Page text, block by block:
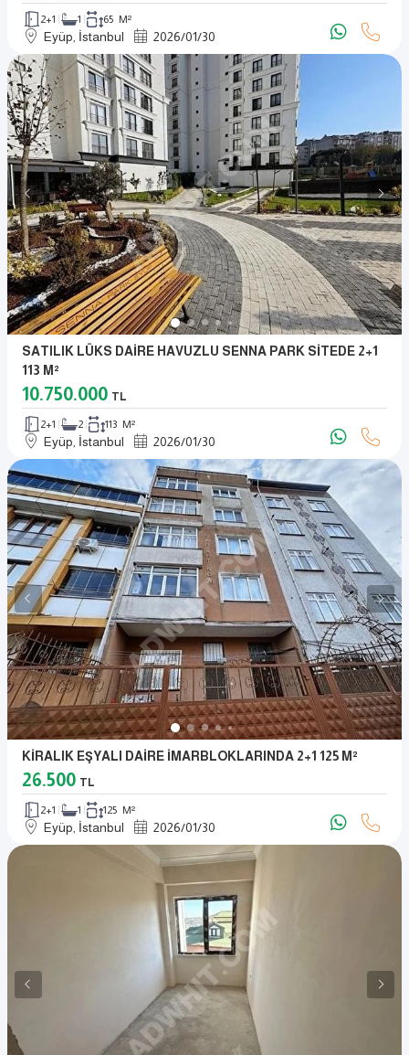
2+1 1 65 M²
Eyüp, İstanbul 2026/01/30
SATILIK LÜKS DAİRE HAVUZLU SENNA PARK SİTEDE 2+1
113 M²
10.750.000 TL
2+1 2 113 M²
Eyüp, İstanbul 2026/01/30
KİRALIK EŞYALI DAİRE İMARBLOKLARINDA 2+1 125 M²
26.500 TL
2+1 1 125 M²
Eyüp, İstanbul 2026/01/30